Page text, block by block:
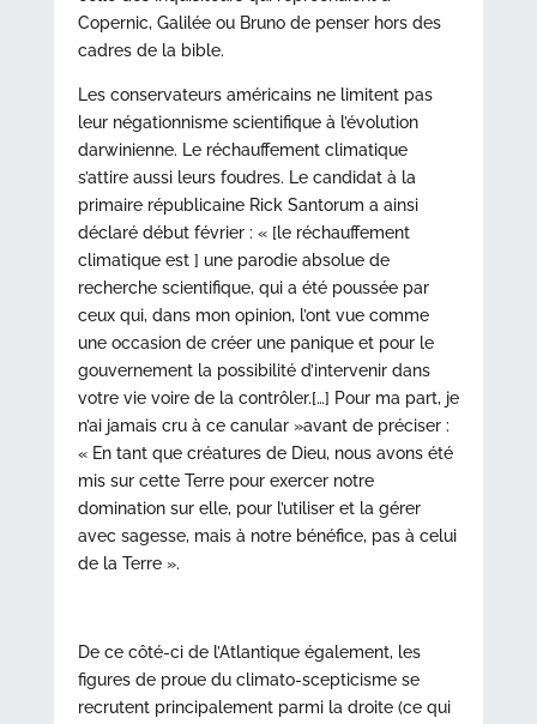
Copernic, Galilée ou Bruno de penser hors des
cadres de la bible.
Les conservateurs américains ne limitent pas
leur négationnisme scientifique à l’évolution
darwinienne. Le réchauffement climatique
s’attire aussi leurs foudres. Le candidat à la
primaire républicaine Rick Santorum a ainsi
déclaré début février : « [le réchauffement
climatique est ] une parodie absolue de
recherche scientifique, qui a été poussée par
ceux qui, dans mon opinion, l’ont vue comme
une occasion de créer une panique et pour le
gouvernement la possibilité d’intervenir dans
votre vie voire de la contrôler.[…] Pour ma part, je
n’ai jamais cru à ce canular »avant de préciser :
« En tant que créatures de Dieu, nous avons été
mis sur cette Terre pour exercer notre
domination sur elle, pour l’utiliser et la gérer
avec sagesse, mais à notre bénéfice, pas à celui
de la Terre ».
De ce côté-ci de l’Atlantique également, les
figures de proue du climato-scepticisme se
recrutent principalement parmi la droite (ce qui